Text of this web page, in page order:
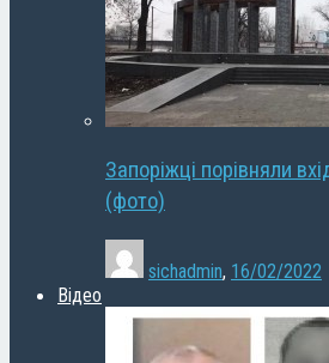
Запоріжці порівняли
(фото)
sichadmin, 16/02/2022
Відео